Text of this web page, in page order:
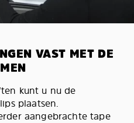
VAST MET DE
kunt u nu de
plaatsen.
aangebrachte tape